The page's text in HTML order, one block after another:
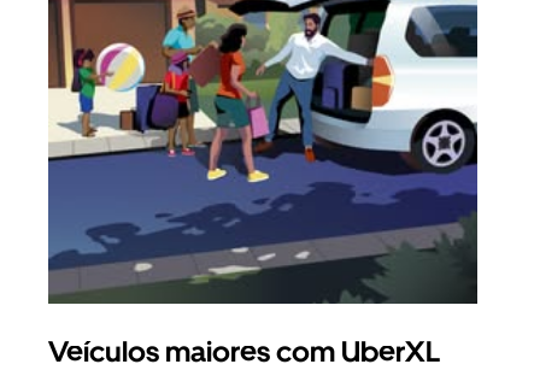
Veículos maiores com UberXL